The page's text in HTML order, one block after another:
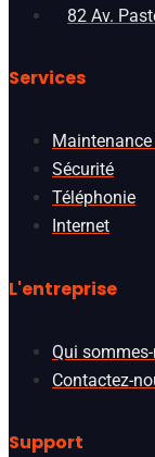
82 Av.
Services
Sécurité
Téléphonie
Internet
L'entreprise
Qui
Contactez-
Support